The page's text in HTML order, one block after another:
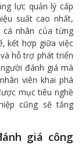
lực quản lý cấp
suất cao nhất,
nhân của từng
kết hợp giữa việc
hỗ trợ phát triển
đánh giá mà
viên khai phá
mục tiêu nghề
cũng sẽ tăng
giá công